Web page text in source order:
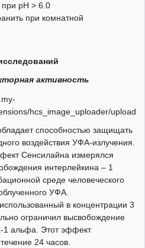
при рН > 6.0
при комнатной
активность
способностью защищать
воздействия УФА-излучения.
Сенсилайна измерялся
интерлейкина – 1
среде человеческого
УФА.
в концентрации 3
ограничил высвобождение
1 альфа. Этот эффект
24 часов.